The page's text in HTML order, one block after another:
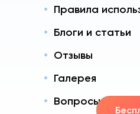
Правила
Блоги и статьи
Отзывы
Галерея
Вопросы -